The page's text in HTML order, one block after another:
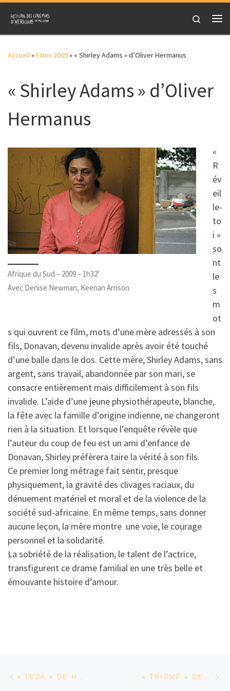
Skip to content
Search
Accueil»Films 2009» « Shirley Adams » d’Oliver Hermanus
« Shirley Adams » d’Oliver
Hermanus
Afrique du Sud – 2009 – 1h32’
Avec Denise Newman, Keenan Arrison
«
R
év
eil
le-
to
i »
so
nt
le
s
m
ot
s qui ouvrent ce film, mots d’une mère adressés à son
fils, Donavan, devenu invalide après avoir été touché
d’une balle dans le dos. Cette mère, Shirley Adams, sans
argent, sans travail, abandonnée par son mari, se
consacre entièrement mais difficilement à son fils
invalide. L’aide d’une jeune physiothérapeute, blanche,
la fête avec la famille d’origine indienne, ne changeront
rien à la situation. Et lorsque l’enquête révèle que
l’auteur du coup de feu est un ami d’enfance de
Donavan, Shirley préfèrera taire la vérité à son fils.
Ce premier long métrage fait sentir, presque
physiquement, la gravité des clivages raciaux, du
dénuement matériel et moral et de la violence de la
société sud-africaine. En même temps, sans donner
aucune leçon, la mère montre une voie, le courage
personnel et la solidarité.
La sobriété de la réalisation, le talent de l’actrice,
transfigurent ce drame familial en une très belle et
émouvante histoire d’amour.
Parcourir les articles
« TEZA » DE HAILE GERIMA « TRIOMF » DE MIKAEL RAEBURN